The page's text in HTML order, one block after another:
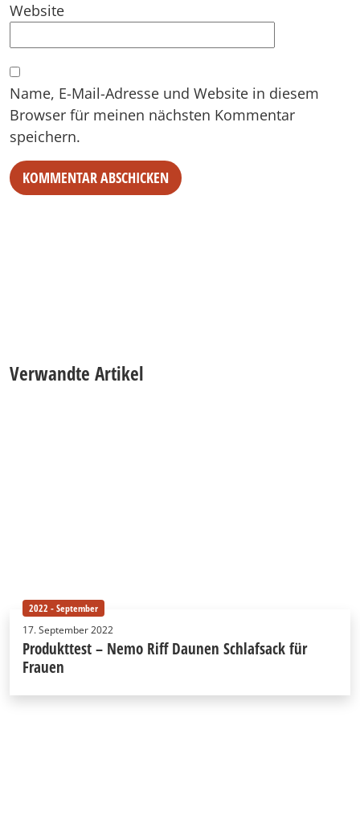
Website
Name, E-Mail-Adresse und Website in diesem
Browser für meinen nächsten Kommentar
speichern.
Verwandte Artikel
2022 - September
17. September 2022
Produkttest – Nemo Riff Daunen Schlafsack für
Frauen